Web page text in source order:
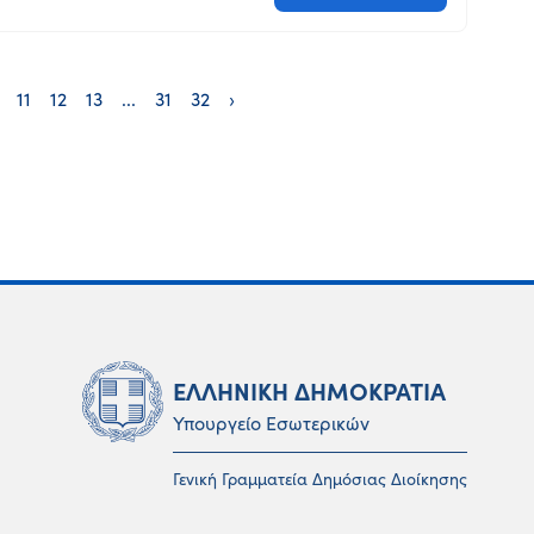
11 12 13 ... 31 32 ›
ΕΛΛΗΝΙΚΗ ΔΗΜΟΚΡΑΤΙΑ
Υπουργείο Εσωτερικών
Γενική Γραμματεία Δημόσιας Διοίκησης